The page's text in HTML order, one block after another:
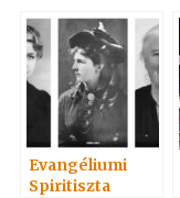
ALÁZATOSSÁGR
ÓL
Evangéliumi
Spiritiszta